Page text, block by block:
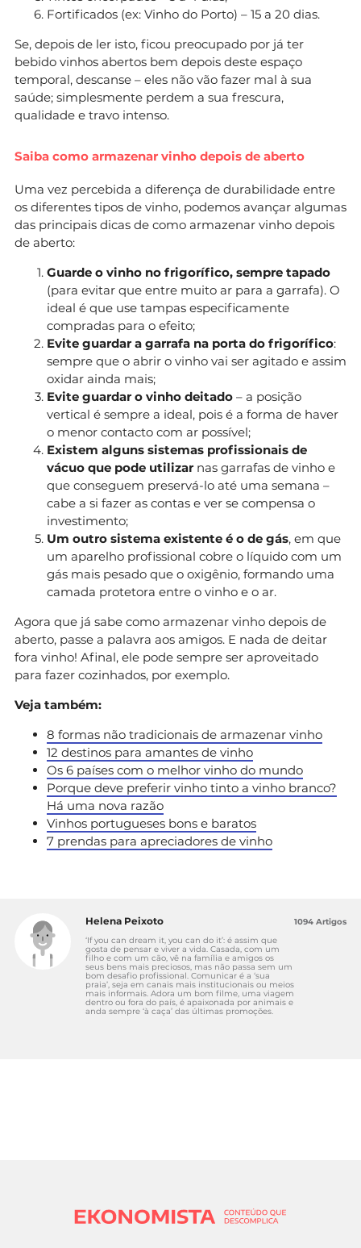
Fortificados (ex: Vinho do Porto) – 15 a 20 dias.
Se, depois de ler isto, ficou preocupado por já ter
bebido vinhos abertos bem depois deste espaço
temporal, descanse – eles não vão fazer mal à sua
saúde; simplesmente perdem a sua frescura,
qualidade e travo intenso.
Saiba como armazenar vinho depois de aberto
Uma vez percebida a diferença de durabilidade entre
os diferentes tipos de vinho, podemos avançar algumas
das principais dicas de como armazenar vinho depois
de aberto:
Guarde o vinho no frigorífico, sempre tapado
(para evitar que entre muito ar para a garrafa). O
ideal é que use tampas especificamente
compradas para o efeito;
Evite guardar a garrafa na porta do frigorífico:
sempre que o abrir o vinho vai ser agitado e assim
oxidar ainda mais;
Evite guardar o vinho deitado – a posição
vertical é sempre a ideal, pois é a forma de haver
o menor contacto com ar possível;
Existem alguns sistemas profissionais de
vácuo que pode utilizar nas garrafas de vinho e
que conseguem preservá-lo até uma semana –
cabe a si fazer as contas e ver se compensa o
investimento;
Um outro sistema existente é o de gás, em que
um aparelho profissional cobre o líquido com um
gás mais pesado que o oxigênio, formando uma
camada protetora entre o vinho e o ar.
Agora que já sabe como armazenar vinho depois de
aberto, passe a palavra aos amigos. E nada de deitar
fora vinho! Afinal, ele pode sempre ser aproveitado
para fazer cozinhados, por exemplo.
Veja também:
8 formas não tradicionais de armazenar vinho
12 destinos para amantes de vinho
Os 6 países com o melhor vinho do mundo
Porque deve preferir vinho tinto a vinho branco?
Há uma nova razão
Vinhos portugueses bons e baratos
7 prendas para apreciadores de vinho
Helena Peixoto
‘If you can dream it, you can do it’: é assim que
gosta de pensar e viver a vida. Casada, com um
filho e com um cão, vê na família e amigos os
seus bens mais preciosos, mas não passa sem um
bom desafio profissional. Comunicar é a ‘sua
praia’, seja em canais mais institucionais ou meios
mais informais. Adora um bom filme, uma viagem
dentro ou fora do país, é apaixonada por animais e
anda sempre ‘à caça’ das últimas promoções.
1094 Artigos